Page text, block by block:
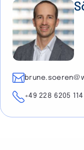
E-Mail
Telefon
+49 228 6205 114